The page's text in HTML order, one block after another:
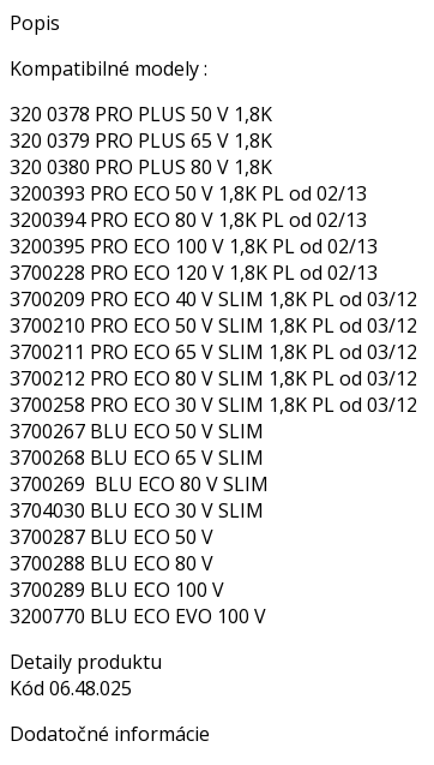
Popis
Kompatibilné modely :
320 0378 PRO PLUS 50 V 1,8K
320 0379 PRO PLUS 65 V 1,8K
320 0380 PRO PLUS 80 V 1,8K
3200393 PRO ECO 50 V 1,8K PL od 02/13
3200394 PRO ECO 80 V 1,8K PL od 02/13
3200395 PRO ECO 100 V 1,8K PL od 02/13
3700228 PRO ECO 120 V 1,8K PL od 02/13
3700209 PRO ECO 40 V SLIM 1,8K PL od 03/12
3700210 PRO ECO 50 V SLIM 1,8K PL od 03/12
3700211 PRO ECO 65 V SLIM 1,8K PL od 03/12
3700212 PRO ECO 80 V SLIM 1,8K PL od 03/12
3700258 PRO ECO 30 V SLIM 1,8K PL od 03/12
3700267 BLU ECO 50 V SLIM
3700268 BLU ECO 65 V SLIM
3700269 BLU ECO 80 V SLIM
3704030 BLU ECO 30 V SLIM
3700287 BLU ECO 50 V
3700288 BLU ECO 80 V
3700289 BLU ECO 100 V
3200770 BLU ECO EVO 100 V
Detaily produktu
Kód 06.48.025
Dodatočné informácie